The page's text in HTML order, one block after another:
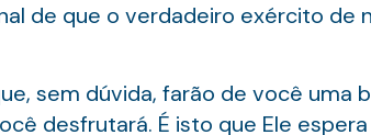
de que o verdadeiro exército de
sem dúvida, farão de você uma
desfrutará. É isto que Ele